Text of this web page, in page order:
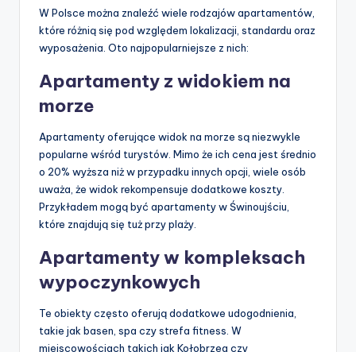
W Polsce można znaleźć wiele rodzajów apartamentów,
które różnią się pod względem lokalizacji, standardu oraz
wyposażenia. Oto najpopularniejsze z nich:
Apartamenty z widokiem na
morze
Apartamenty oferujące widok na morze są niezwykle
popularne wśród turystów. Mimo że ich cena jest średnio
o 20% wyższa niż w przypadku innych opcji, wiele osób
uważa, że widok rekompensuje dodatkowe koszty.
Przykładem mogą być apartamenty w Świnoujściu,
które znajdują się tuż przy plaży.
Apartamenty w kompleksach
wypoczynkowych
Te obiekty często oferują dodatkowe udogodnienia,
takie jak basen, spa czy strefa fitness. W
miejscowościach takich jak Kołobrzeg czy